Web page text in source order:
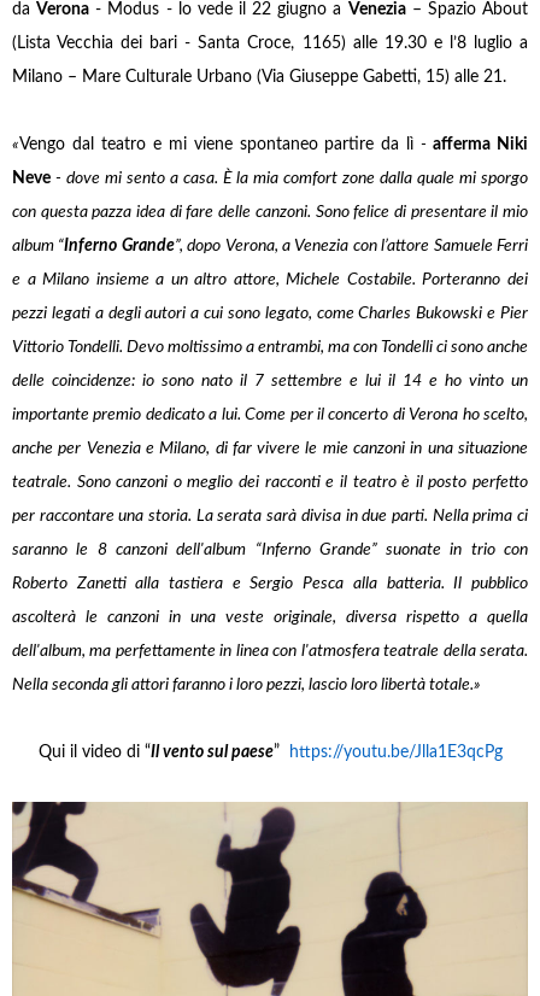
daVerona - Modus - lo vede il 22 giugno a Venezia– Spazio About
(Lista Vecchia dei bari - Santa Croce, 1165) alle 19.30 e l’8 luglio a
Milano – Mare Culturale Urbano (Via Giuseppe Gabetti, 15) alle 21.
«Vengo dal teatro e mi viene spontaneo partire da lì-afferma Niki
Neve - dove mi sento a casa. È la mia comfort zone dalla quale mi sporgo
con questa pazza idea di fare delle canzoni. Sono felice di presentare il mio
album “Inferno Grande”, dopo Verona, a Venezia con l’attore Samuele Ferri
e a Milano insieme a un altro attore, Michele Costabile. Porteranno dei
pezzi legati a degli autori a cui sono legato, come Charles Bukowski e Pier
Vittorio Tondelli. Devo moltissimo a entrambi, ma con Tondelli ci sono anche
delle coincidenze: io sono nato il 7 settembre e lui il 14 e ho vinto un
importante premio dedicato a lui. Come per il concerto di Verona ho scelto,
anche per Venezia e Milano, di far vivere le mie canzoni in una situazione
teatrale. Sono canzoni o meglio dei racconti e il teatro è il posto perfetto
per raccontare una storia. La serata sarà divisa in due parti. Nella prima ci
saranno le 8 canzoni dell'album “Inferno Grande” suonate in trio con
Roberto Zanetti alla tastiera e Sergio Pesca alla batteria. Il pubblico
ascolterà le canzoni in una veste originale, diversa rispetto a quella
dell'album, ma perfettamente in linea con l'atmosfera teatrale della serata.
Nella seconda gli attori faranno i loro pezzi, lascio loro libertà totale.»
Qui il video di “Il vento sul paese” https://youtu.be/Jlla1E3qcPg